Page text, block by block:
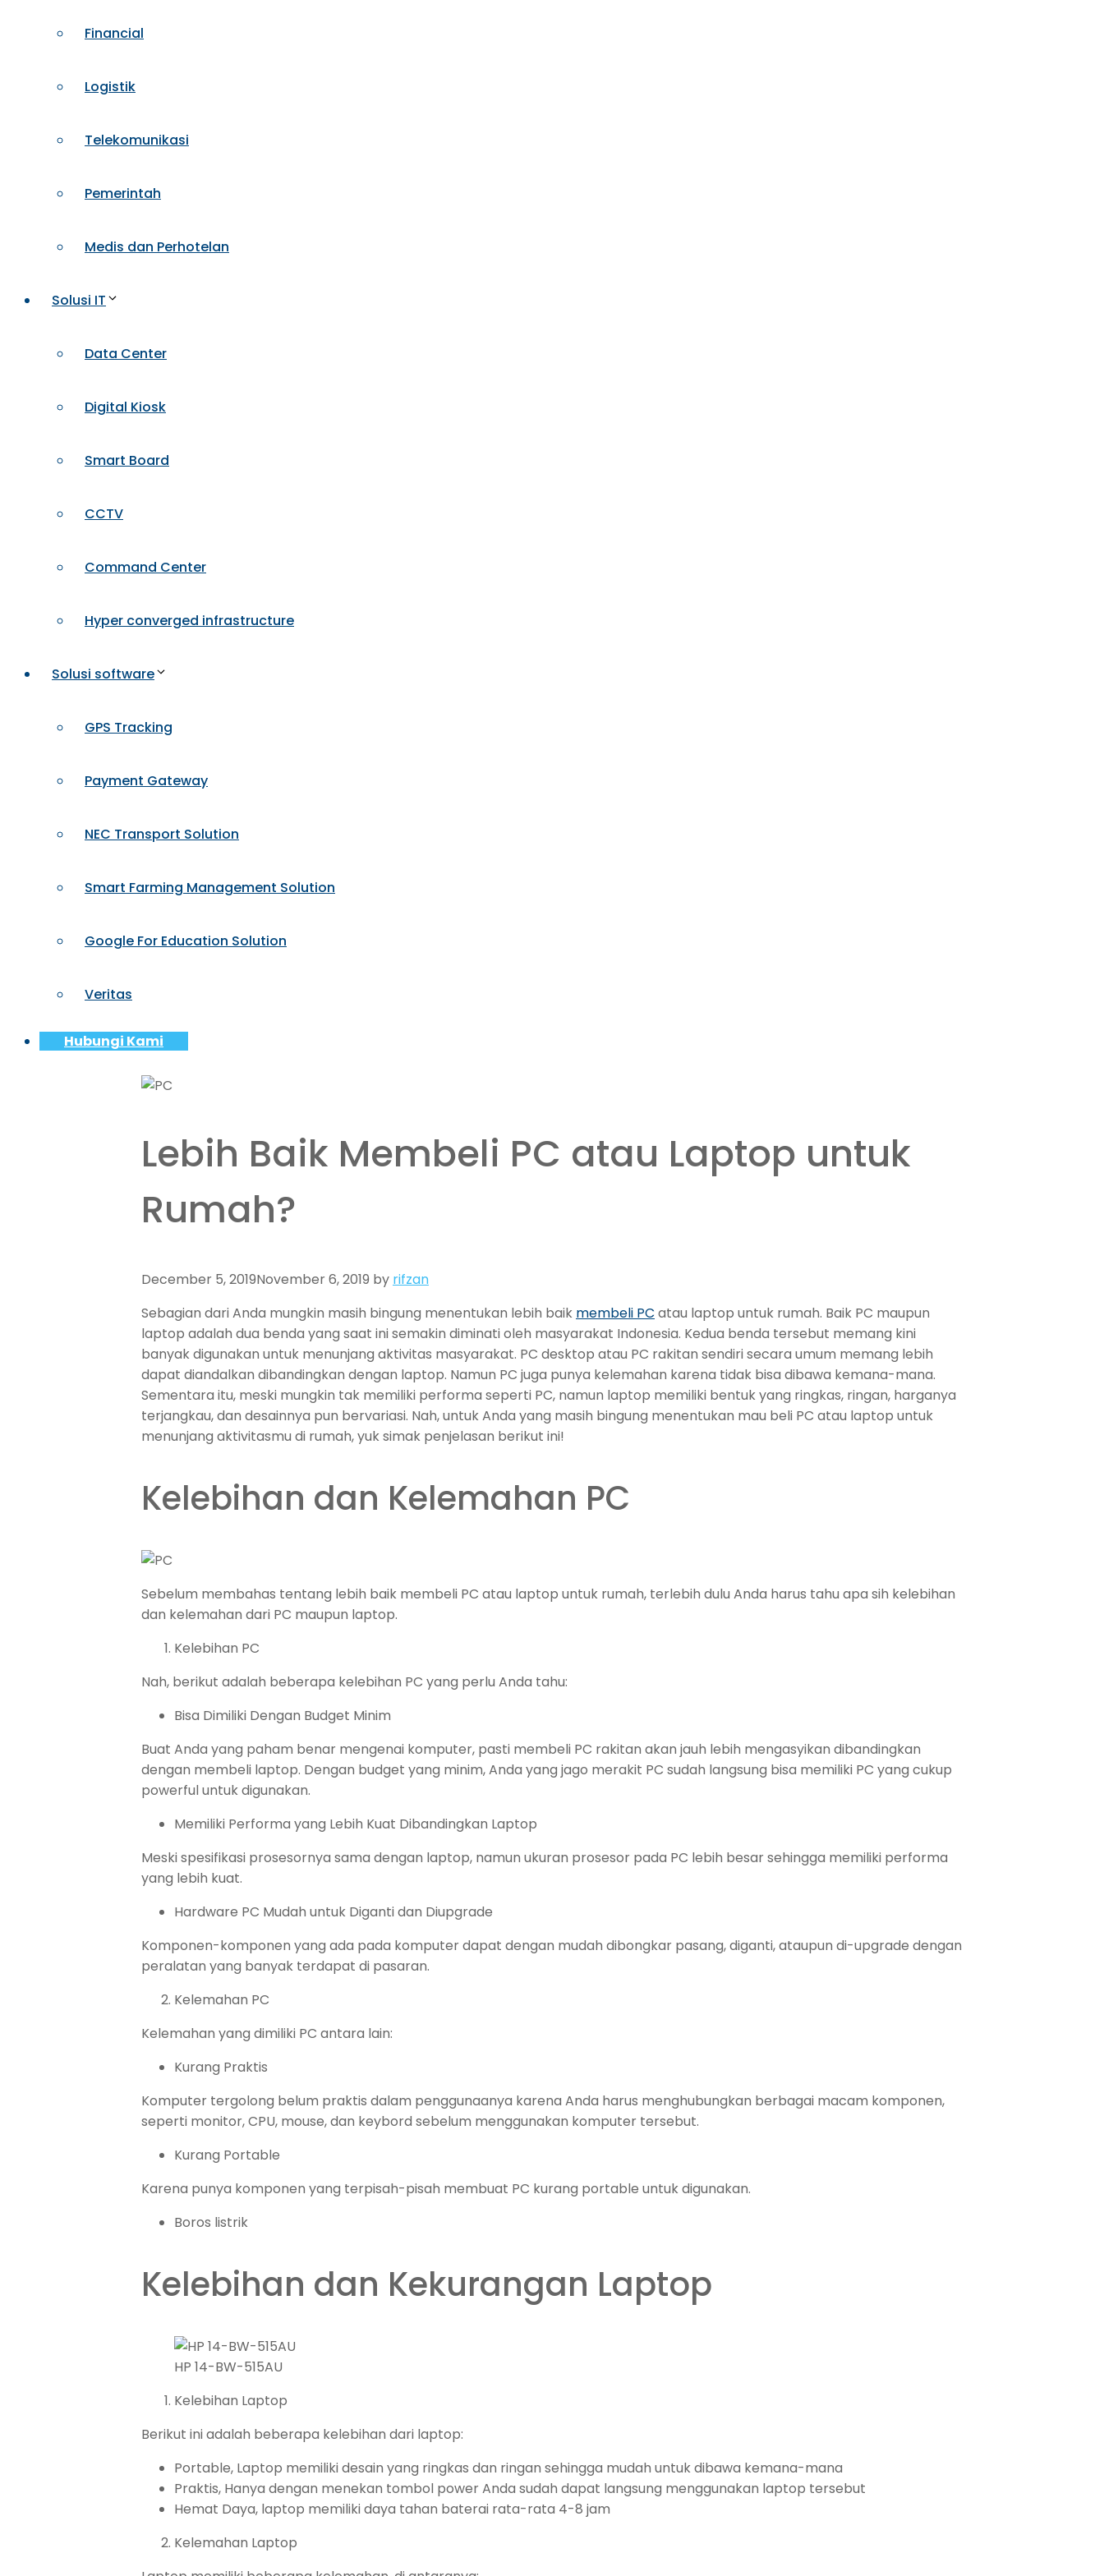
Financial
Logistik
Telekomunikasi
Pemerintah
Medis dan Perhotelan
Solusi IT
Data Center
Digital Kiosk
Smart Board
CCTV
Command Center
Hyper converged infrastructure
Solusi software
GPS Tracking
Payment Gateway
NEC Transport Solution
Smart Farming Management Solution
Google For Education Solution
Veritas
Hubungi Kami
Lebih Baik Membeli PC atau Laptop untuk
Rumah?
December 5, 2019November 6, 2019 by rifzan
Sebagian dari Anda mungkin masih bingung menentukan lebih baik membeli PC atau laptop untuk rumah. Baik PC maupun
laptop adalah dua benda yang saat ini semakin diminati oleh masyarakat Indonesia. Kedua benda tersebut memang kini
banyak digunakan untuk menunjang aktivitas masyarakat. PC desktop atau PC rakitan sendiri secara umum memang lebih
dapat diandalkan dibandingkan dengan laptop. Namun PC juga punya kelemahan karena tidak bisa dibawa kemana-mana.
Sementara itu, meski mungkin tak memiliki performa seperti PC, namun laptop memiliki bentuk yang ringkas, ringan, harganya
terjangkau, dan desainnya pun bervariasi. Nah, untuk Anda yang masih bingung menentukan mau beli PC atau laptop untuk
menunjang aktivitasmu di rumah, yuk simak penjelasan berikut ini!
Kelebihan dan Kelemahan PC
Sebelum membahas tentang lebih baik membeli PC atau laptop untuk rumah, terlebih dulu Anda harus tahu apa sih kelebihan
dan kelemahan dari PC maupun laptop.
Kelebihan PC
Nah, berikut adalah beberapa kelebihan PC yang perlu Anda tahu:
Bisa Dimiliki Dengan Budget Minim
Buat Anda yang paham benar mengenai komputer, pasti membeli PC rakitan akan jauh lebih mengasyikan dibandingkan
dengan membeli laptop. Dengan budget yang minim, Anda yang jago merakit PC sudah langsung bisa memiliki PC yang cukup
powerful untuk digunakan.
Memiliki Performa yang Lebih Kuat Dibandingkan Laptop
Meski spesifikasi prosesornya sama dengan laptop, namun ukuran prosesor pada PC lebih besar sehingga memiliki performa
yang lebih kuat.
Hardware PC Mudah untuk Diganti dan Diupgrade
Komponen-komponen yang ada pada komputer dapat dengan mudah dibongkar pasang, diganti, ataupun di-upgrade dengan
peralatan yang banyak terdapat di pasaran.
Kelemahan PC
Kelemahan yang dimiliki PC antara lain:
Kurang Praktis
Komputer tergolong belum praktis dalam penggunaanya karena Anda harus menghubungkan berbagai macam komponen,
seperti monitor, CPU, mouse, dan keybord sebelum menggunakan komputer tersebut.
Kurang Portable
Karena punya komponen yang terpisah-pisah membuat PC kurang portable untuk digunakan.
Boros listrik
Kelebihan dan Kekurangan Laptop
HP 14-BW-515AU
Kelebihan Laptop
Berikut ini adalah beberapa kelebihan dari laptop:
Portable, Laptop memiliki desain yang ringkas dan ringan sehingga mudah untuk dibawa kemana-mana
Praktis, Hanya dengan menekan tombol power Anda sudah dapat langsung menggunakan laptop tersebut
Hemat Daya, laptop memiliki daya tahan baterai rata-rata 4-8 jam
Kelemahan Laptop